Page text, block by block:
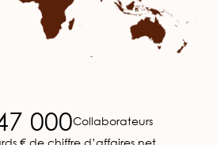
000Collaborateurs
€ de chiffre d’affaires net